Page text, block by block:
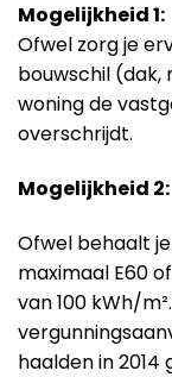
Mogelijkheid 1:
Ofwel zorg je
bouwschil (dak,
woning de
overschrijdt.
Mogelijkheid 2:
Ofwel behaalt
maximaal E60
van 100 kWh/
haalden in 2014